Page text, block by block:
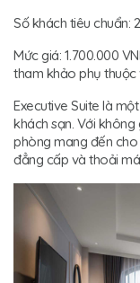
Số khách tiêu chuẩn:
Mức giá: 1.700.000
tham khảo phụ thuộc
Executive Suite là
khách sạn. Với
phòng mang đến
đẳng cấp và thoải